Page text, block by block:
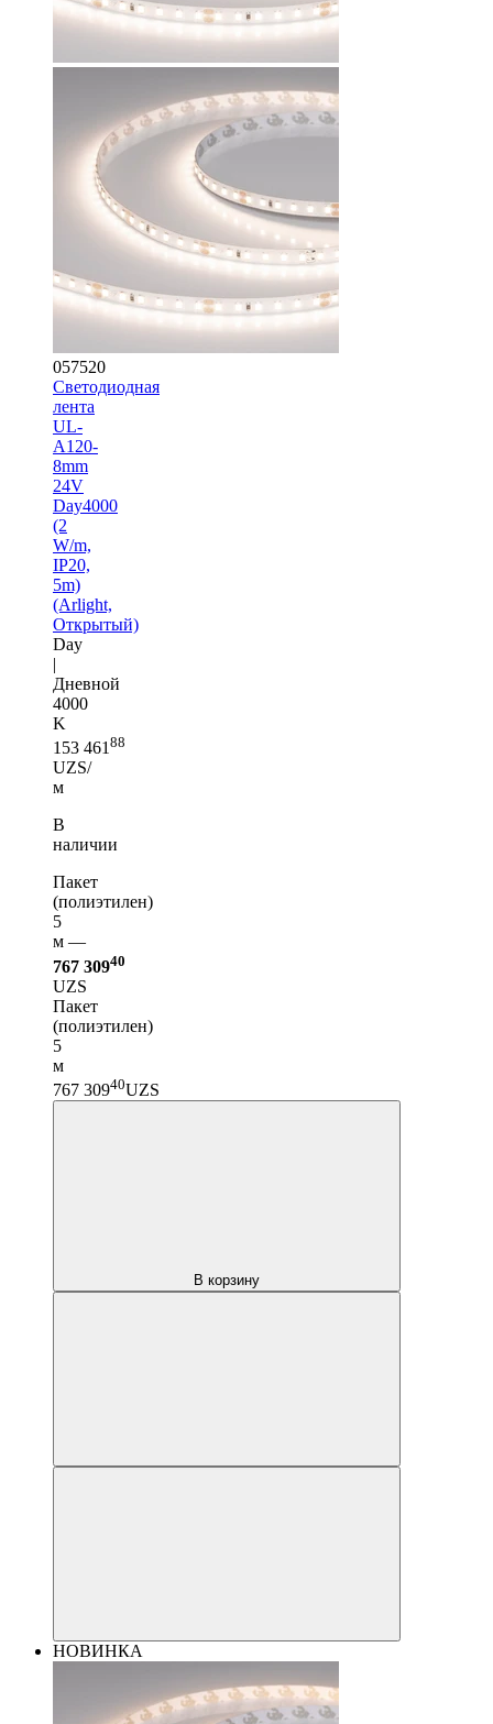
057520
Светодиодная
лента
UL-
A120-
8mm
24V
Day4000
(2
W/m,
IP20,
5m)
(Arlight,
Открытый)
Day
|
Дневной
4000
K
153 461 88
UZS/
м
В
наличии
Пакет
(полиэтилен)
5
м —
767 30940
UZS
Пакет
(полиэтилен)
5
м
767 30940UZS
В корзину
НОВИНКА